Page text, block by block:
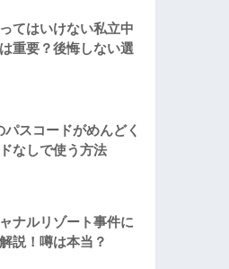
てはいけない私立中
重要？後悔しない選
スコードがめんどく
なしで使う方法
ナルリゾート事件に
説！噂は本当？